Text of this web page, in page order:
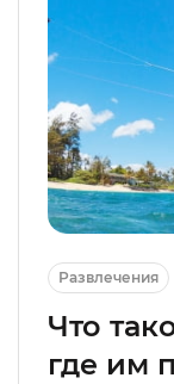
Развлечения
Что
где им